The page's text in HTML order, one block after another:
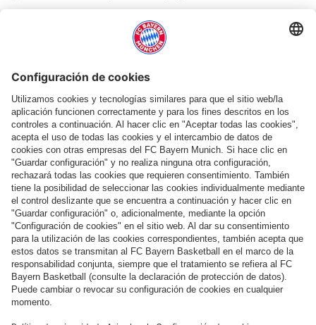
CANTERA
Los mejores momentos de la cantera del FC
Bayern en 2025
Mostrar más contenido